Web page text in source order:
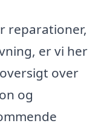
reparationer,
er vi her
over
og